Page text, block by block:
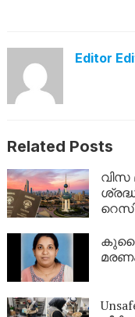
Editor
Related Posts
വിസ